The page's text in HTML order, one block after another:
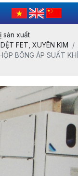
sản xuất
FET, XUYÊN KIM
BÔNG ÁP SUẤT